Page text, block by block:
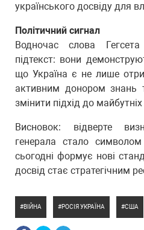
українського досвіду для
Політичний сигнал
Водночас слова
підтекст: вони
що Україна є не лише
активним донором знань
змінити підхід до
Висновок: відверте
генерала стало
сьогодні формує нові
досвід стає стратегічним
ВІЙНА РОСІЯ УКРАЇНА США